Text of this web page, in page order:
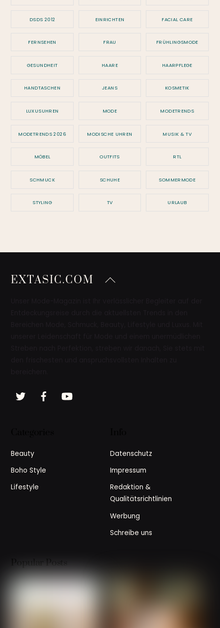
DSDS 2012 EINRICHTEN FACIAL CARE
FERNSEHEN FRAU FRÜHLINGSMODE
GESUNDHEIT HAARE HAARPFLEGE
HANDTASCHEN JEANS KOSMETIK
LUXUSUHREN MODE MODETRENDS
MODETRENDS 2026 MODISCHE UHREN MUSIK & TV
MÖBEL OUTFITS RTL
SCHMUCK SCHUHE SOMMERMODE
STYLING TV URLAUB
Back
EXTASIC.COM
Twitter
Beauty
Boho Style
Lifestyle
Datenschutz
Impressum
Redaktion &
Qualitätsrichtlinien
Werbung
Schreibe uns
Popular Posts